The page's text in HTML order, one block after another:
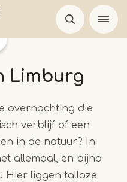
Limburg
overnachting die
verblijf of een
in de natuur? In
allemaal, en bijna
Hier liggen talloze